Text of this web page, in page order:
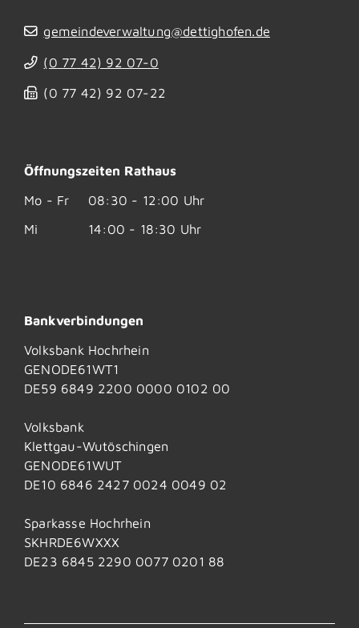
gemeindeverwaltung@dettighofen.de
(0 77 42) 92 07-0
(0 77 42) 92 07-22
Öffnungszeiten Rathaus
Mo - Fr
08:30 - 12:00 Uhr
Mi
14:00 - 18:30 Uhr
Bankverbindungen
Volksbank Hochrhein
GENODE61WT1
DE59 6849 2200 0000 0102 00
Volksbank
Klettgau-Wutöschingen
GENODE61WUT
DE10 6846 2427 0024 0049 02
Sparkasse Hochrhein
SKHRDE6WXXX
DE23 6845 2290 0077 0201 88